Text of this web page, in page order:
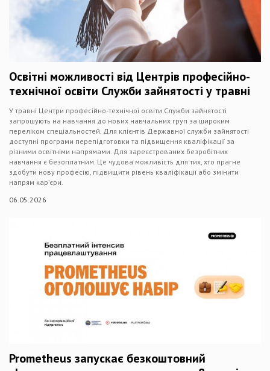
Освітні можливості від Центрів професійно-
технічної освіти Служби зайнятості у травні
У травні Центри професійно-технічної освіти Служби зайнятості
запрошують на навчання до нових навчальних груп за широким
переліком спеціальностей. Для клієнтів Державної служби зайнятості
доступні програми перепідготовки та підвищення кваліфікації за
різними освітніми напрямами. Для зареєстрованих безробітних
навчання є безоплатним. Це чудова можливість для тих, хто прагне
здобути нову професію, підвищити рівень кваліфікації або змінити
напрям кар’єри.
06.05.2026
Prometheus запускає безкоштовний